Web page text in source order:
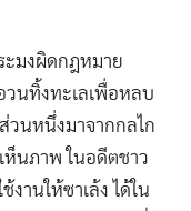
มงผิดกฎหมาย
วนทิ้งทะเลเพื่อหลบ
วนหนึ่งมาจากกลไก
ห็นภาพ ในอดีตชาว
านให้ซาเล้ง ได้ใน